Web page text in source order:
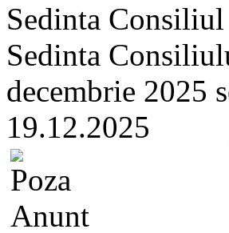
Sedinta
Sedinta
decembrie 2025
19.12.2025